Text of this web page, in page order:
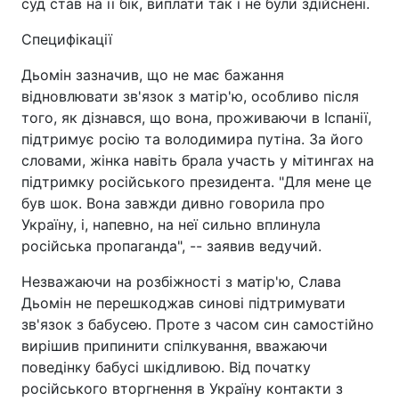
суд став на її бік, виплати так і не були здійснені.
Специфікації
Дьомін зазначив, що не має бажання
відновлювати зв'язок з матір'ю, особливо після
того, як дізнався, що вона, проживаючи в Іспанії,
підтримує росію та володимира путіна. За його
словами, жінка навіть брала участь у мітингах на
підтримку російського президента. "Для мене це
був шок. Вона завжди дивно говорила про
Україну, і, напевно, на неї сильно вплинула
російська пропаганда", -- заявив ведучий.
Незважаючи на розбіжності з матір'ю, Слава
Дьомін не перешкоджав синові підтримувати
зв'язок з бабусею. Проте з часом син самостійно
вирішив припинити спілкування, вважаючи
поведінку бабусі шкідливою. Від початку
російського вторгнення в Україну контакти з